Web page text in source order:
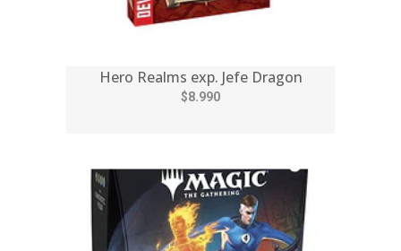
Hero Realms exp. Jefe Dragon
$8.990